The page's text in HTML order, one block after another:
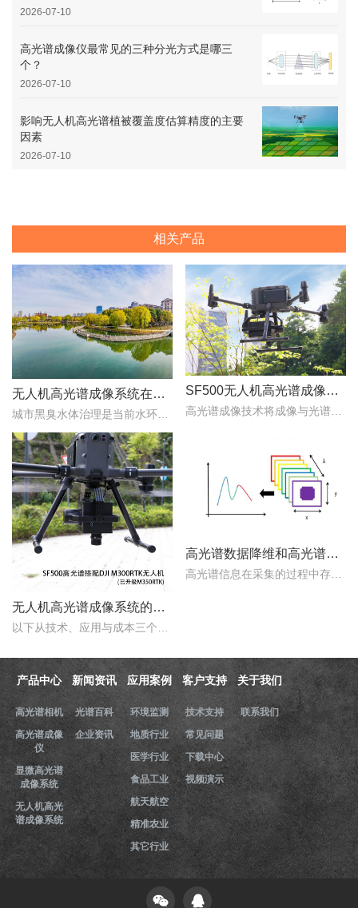
2026-07-10
高光谱成像仪最常见的三种分光方式是哪三
个？
2026-07-10
影响无人机高光谱植被覆盖度估算精度的主要
因素
2026-07-10
相关产品
无人机高光谱成像系统在城市水体黑臭监测中的应用潜力 SF500无人机高光谱成像系统：从农田到矿山，“图谱合一”赋能多行业精准监测
高光谱成像技术将成像与光谱技术相结合，在获取目标二维空间信息的同时，以纳米级光谱分辨率连续记录数十至数百个波段的光谱信息..
无人机高光谱成像系统的优点有哪些？
高光谱数据降维和高光谱数据预测模型构建方法有哪些？
高光谱信息在采集的过程中存在光散射、检测物图像不规则以及随机噪声等不利因素，会使光谱曲线出现不平滑，信噪比较低等问题，所以在进行相关数据分析之前需要进行相应的处..
产品中心
高光谱相机
高光谱成像
仪
显微高光谱
成像系统
无人机高光
谱成像系统
新闻资讯
光谱百科
企业资讯
应用案例
环境监测
地质行业
医学行业
食品工业
航天航空
精准农业
其它行业
客户支持
技术支持
常见问题
下载中心
视频演示
关于我们
联系我们